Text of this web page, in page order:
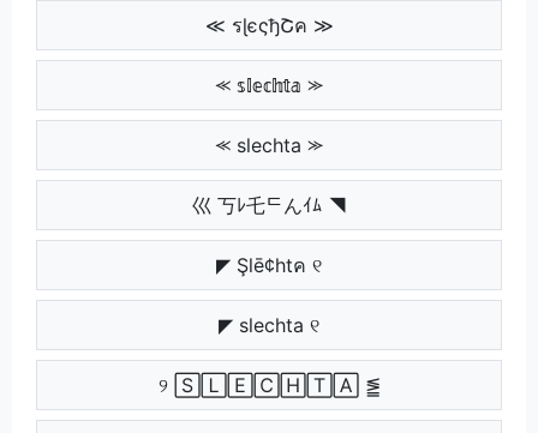
≪ รɭєςђՇค ≫
⪻ 𝕤𝕝𝕖𝕔𝕙𝕥𝕒 ⪼
⪻ slechta ⪼
巛 丂ﾚ乇ᄃんｲﾑ ◥
◤ Şlē¢htค ୧
◤ slechta ୧
୨ 🅂🄻🄴🄲🄷🅃🄰 ⪑